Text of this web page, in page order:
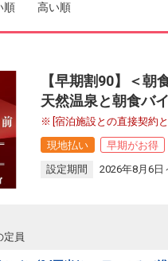
順 高い順
【早期割90】＜
天然温泉と朝食バ
[宿泊施設との直接契約
現地払い
早期がお得
設定期間
2026年8月6日
定員